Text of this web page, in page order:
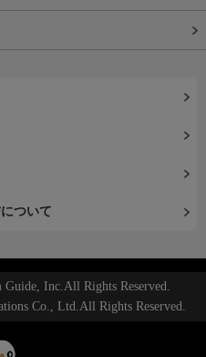
ついて
Inc.All Rights Reserved.
Co., Ltd.All Rights Reserved.